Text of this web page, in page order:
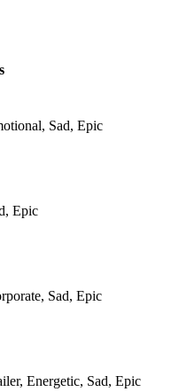
Sad, Epic
Epic
Sad, Epic
Energetic, Sad, Epic